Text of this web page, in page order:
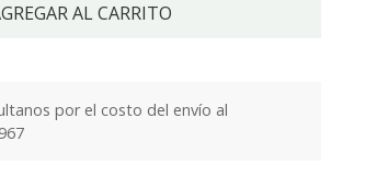
AL CARRITO
por el costo del envío al